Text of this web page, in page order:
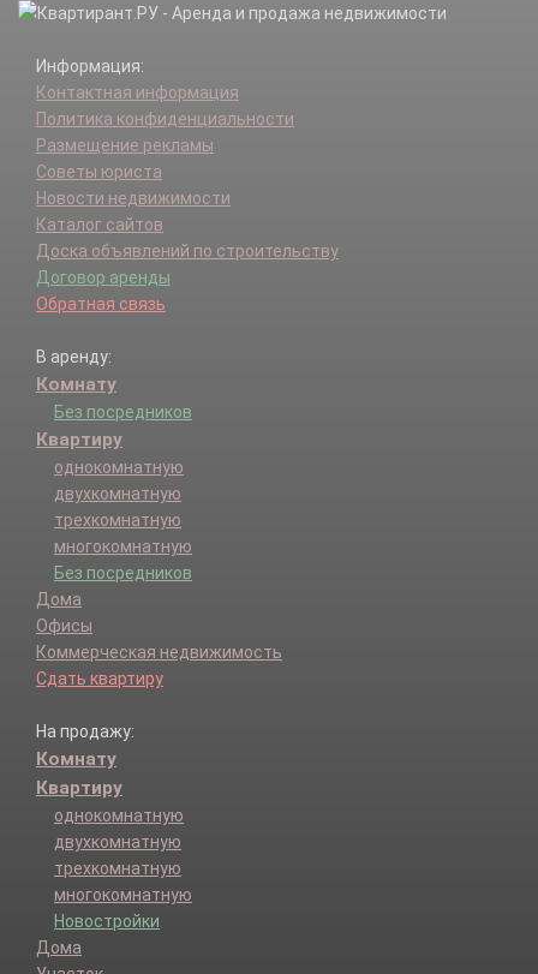
Птицефабрика мкр.
Токарево д.
Томилино п.
Торбеево д.
Хлыстово д.
Часовня д.
Чкалово п.
Экопарк мкр.
Информация:
Контактная информация
Политика конфиденциальности
Размещение рекламы
Советы юриста
Новости недвижимости
Каталог сайтов
Доска объявлений по строительству
Договор аренды
Обратная связь
В аренду:
Комнату
Без посредников
Квартиру
однокомнатную
двухкомнатную
трехкомнатную
многокомнатную
Без посредников
Дома
Офисы
Коммерческая недвижимость
Сдать квартиру
На продажу:
Комнату
Квартиру
однокомнатную
двухкомнатную
трехкомнатную
многокомнатную
Новостройки
Дома